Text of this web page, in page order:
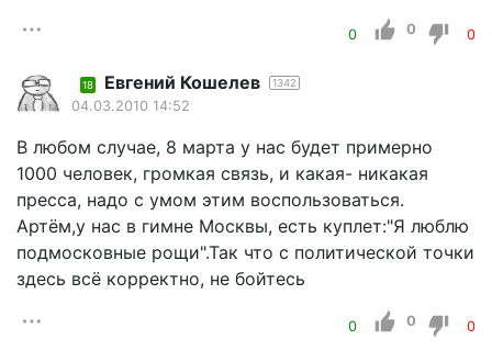
0 0 0
18 Евгений Кошелев 1342
04.03.2010 14:52
В любом случае, 8 марта у нас будет примерно
1000 человек, громкая связь, и какая- никакая
пресса, надо с умом этим воспользоваться.
Артём,у нас в гимне Москвы, есть куплет:"Я люблю
подмосковные рощи".Так что с политической точки
здесь всё корректно, не бойтесь
0 0 0